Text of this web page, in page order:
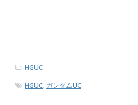
-HGUC
-HGUC, ガンダムUC